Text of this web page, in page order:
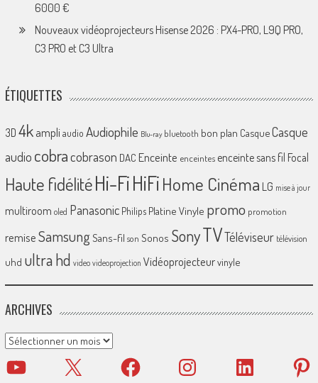
6000 €
Nouveaux vidéoprojecteurs Hisense 2026 : PX4-PRO, L9Q PRO,
C3 PRO et C3 Ultra
ÉTIQUETTES
3D 4k ampliaudio Audiophile Blu-ray bluetooth bon plan CasqueCasque
audio cobracobrason DAC Enceinte enceintes enceinte sans fil Focal
Haute fidélitéHi-FiHiFiHome Cinéma LG mise à jour
multiroom oled Panasonic Philips Platine Vinyle promo promotion
remiseSamsungSans-fil son Sonos SonyTVTéléviseur télévision
uhd ultra hd video videoprojection Vidéoprojecteurvinyle
ARCHIVES
Archives
YouTube X Facebook Instagram LinkedIn